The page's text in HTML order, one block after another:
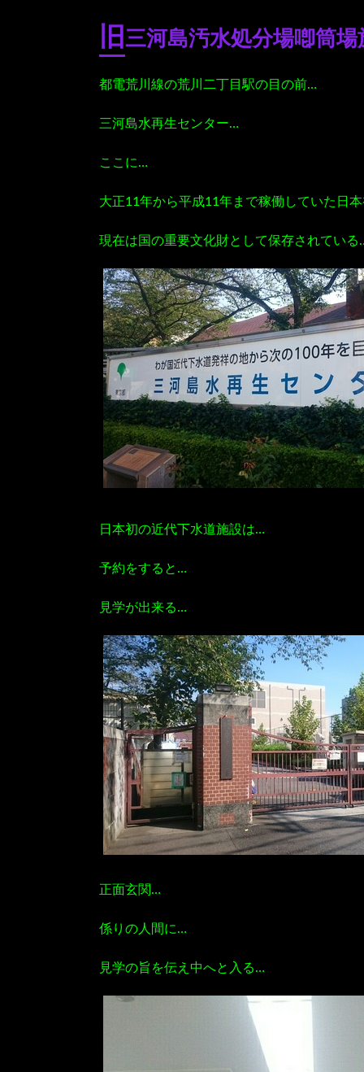
旧 三河島汚水処分場喞筒場
都電荒川線の荒川二丁目駅の目の前…
三河島水再生センター…
ここに…
大正11年から平成11年まで稼働していた日
現在は国の重要文化財として保存されている
日本初の近代下水道施設は…
予約をすると…
見学が出来る…
正面玄関…
係りの人間に…
見学の旨を伝え中へと入る…